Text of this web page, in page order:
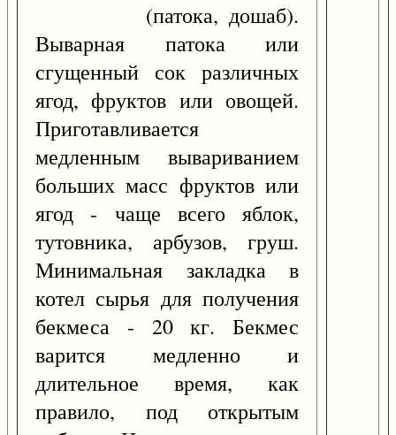
(патока, дошаб).
Выварная патока или
сгущенный сок различных
ягод, фруктов или овощей.
Приготавливается
медленным вывариванием
больших масс фруктов или
ягод - чаще всего яблок,
тутовника, арбузов, груш.
Минимальная закладка в
котел сырья для получения
бекмеса - 20 кг. Бекмес
варится медленно и
длительное время, как
правило, под открытым